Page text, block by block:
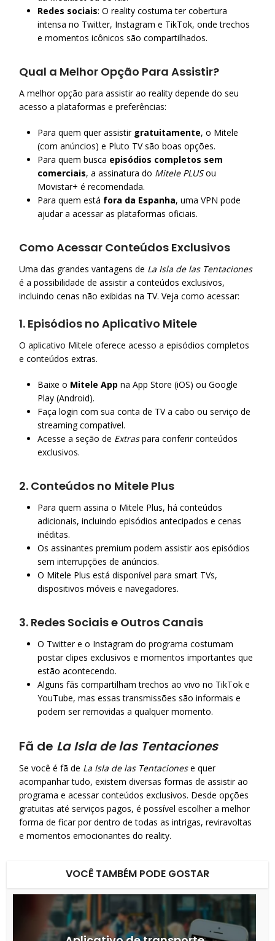
Redes sociais: O reality costuma ter cobertura
intensa no Twitter, Instagram e TikTok, onde trechos
e momentos icônicos são compartilhados.
Qual a Melhor Opção Para Assistir?
A melhor opção para assistir ao reality depende do seu
acesso a plataformas e preferências:
Para quem quer assistir gratuitamente, o Mitele
(com anúncios) e Pluto TV são boas opções.
Para quem busca episódios completos sem
comerciais, a assinatura do Mitele PLUSou
Movistar+ é recomendada.
Para quem está fora da Espanha, uma VPN pode
ajudar a acessar as plataformas oficiais.
Como Acessar Conteúdos Exclusivos
Uma das grandes vantagens de La Isla de las Tentaciones
é a possibilidade de assistir a conteúdos exclusivos,
incluindo cenas não exibidas na TV. Veja como acessar:
1. Episódios no Aplicativo Mitele
O aplicativo Mitele oferece acesso a episódios completos
e conteúdos extras.
Baixe o Mitele App na App Store (iOS) ou Google
Play (Android).
Faça login com sua conta de TV a cabo ou serviço de
streaming compatível.
Acesse a seção de Extraspara conferir conteúdos
exclusivos.
2. Conteúdos no Mitele Plus
Para quem assina o Mitele Plus, há conteúdos
adicionais, incluindo episódios antecipados e cenas
inéditas.
Os assinantes premium podem assistir aos episódios
sem interrupções de anúncios.
O Mitele Plus está disponível para smart TVs,
dispositivos móveis e navegadores.
3. Redes Sociais e Outros Canais
O Twitter e o Instagram do programa costumam
postar clipes exclusivos e momentos importantes que
estão acontecendo.
Alguns fãs compartilham trechos ao vivo no TikTok e
YouTube, mas essas transmissões são informais e
podem ser removidas a qualquer momento.
Fã de La Isla de las Tentaciones
Se você é fã de La Isla de las Tentacionese quer
acompanhar tudo, existem diversas formas de assistir ao
programa e acessar conteúdos exclusivos. Desde opções
gratuitas até serviços pagos, é possível escolher a melhor
forma de ficar por dentro de todas as intrigas, reviravoltas
e momentos emocionantes do reality.
VOCÊ TAMBÉM PODE GOSTAR